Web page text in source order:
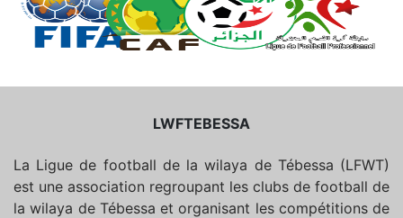
LWFTEBESSA
La Ligue de football de la wilaya de Tébessa (LFWT)
est une association regroupant les clubs de football de
la wilaya de Tébessa et organisant les compétitions de